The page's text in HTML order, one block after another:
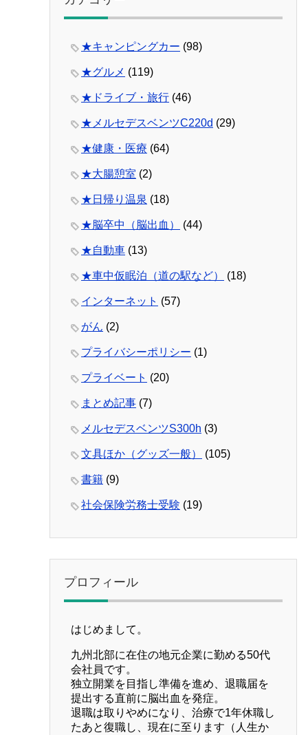
★キャンピングカー (98)
★グルメ (119)
★ドライブ・旅行 (46)
★メルセデスベンツC220d (29)
★健康・医療 (64)
★大腸憩室 (2)
★日帰り温泉 (18)
★脳卒中（脳出血） (44)
★自動車 (13)
★車中仮眠泊（道の駅など） (18)
インターネット (57)
がん (2)
プライバシーポリシー (1)
プライベート (20)
まとめ記事 (7)
メルセデスベンツS300h (3)
文具ほか（グッズ一般） (105)
書籍 (9)
社会保険労務士受験 (19)
プロフィール
はじめまして。
九州北部に在住の地元企業に勤める50代
会社員です。
独立開業を目指し準備を進め、退職届を
提出する直前に脳出血を発症。
退職は取りやめになり、治療で1年休職し
たあと復職し、現在に至ります（人生か